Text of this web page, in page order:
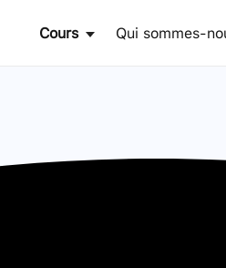
Cours Qui sommes-